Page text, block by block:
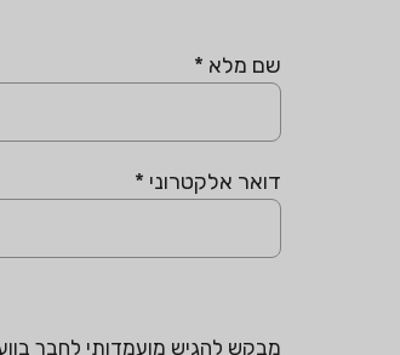
שם מלא *
דואר אלקטרוני *
מבקש להגיש מועמדותי לחבר